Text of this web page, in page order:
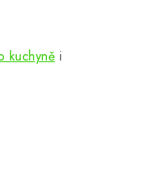
kuchyně i